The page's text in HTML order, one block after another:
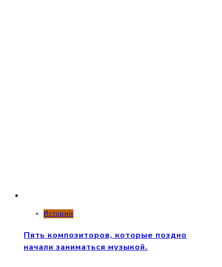
Истории
Пять композиторов, которые поздно
начали заниматься музыкой.